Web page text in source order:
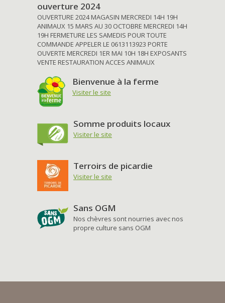
ouverture 2024
OUVERTURE 2024 MAGASIN MERCREDI 14H 19H
ANIMAUX 15 MARS AU 30 OCTOBRE MERCREDI 14H
19H FERMETURE LES SAMEDIS POUR TOUTE
COMMANDE APPELER LE 0613113923 PORTE
OUVERTE MERCREDI 1ER MAI 10H 18H EXPOSANTS
VENTE RESTAURATION ACCES ANIMAUX
Bienvenue à la ferme
Visiter le site
Somme produits locaux
Visiter le site
Terroirs de picardie
Visiter le site
Sans OGM
Nos chèvres sont nourries avec nos
propre culture sans OGM